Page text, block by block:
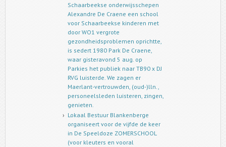
Schaarbeekse onderwijsschepen
Alexandre De Craene een school
voor Schaarbeekse kinderen met
door WO1 vergrote
gezondheidsproblemen oprichtte,
is sedert 1980 Park De Craene,
waar gisteravond 5 aug. op
Parkies het publiek naar TB90 x DJ
RVG luisterde. We zagen er
Maerlant-vertrouwden, (oud-)lln.,
personeelsleden luisteren, zingen,
genieten.
Lokaal Bestuur Blankenberge
organiseert voor de vijfde de keer
in De Speeldoze ZOMERSCHOOL
(voor kleuters en vooral